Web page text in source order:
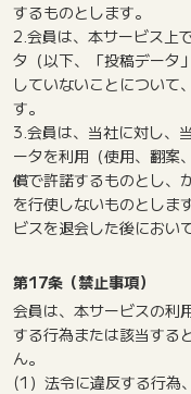
するものとします。
2.会員は、本サービス上
タ（以下、「投稿データ
していないことについて
す。
3.会員は、当社に対し、
ータを利用（使用、翻案
償で許諾するものとし、
を行使しないものとしま
ビスを退会した後におい
第17条（禁止事項）
会員は、本サービスの利
する行為または該当する
ん。
(1）法令に違反する行為